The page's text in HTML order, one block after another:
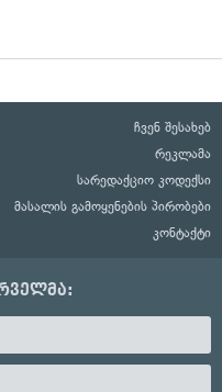
ჩვენ შესახებ
რეკლამა
სარედაქციო კოდექსი
მასალის გამოყენების პირობები
კონტაქტი